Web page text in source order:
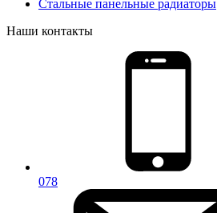
Стальные панельные радиаторы
Наши контакты
078